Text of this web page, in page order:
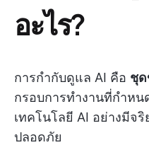
อะไร?
การกำกับดูแล AI คือ ชุด
กรอบการทำงานที่กำห
เทคโนโลยี AI อย่างมีจ
ปลอดภัย